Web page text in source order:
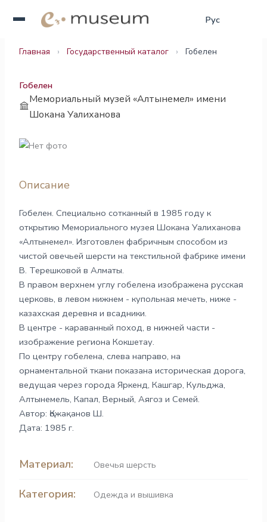
Рус
Eng
Главная › Государственный каталог › Гобелен
Гобелен
Мемориальный музей «Алтынемел» имени
Шокана Уалиханова
Описание
Гобелен. Специально сотканный в 1985 году к
открытию Мемориального музея Шокана Уалиханова
«Алтынемел». Изготовлен фабричным способом из
чистой овечьей шерсти на текстильной фабрике имени
В. Терешковой в Алматы.
В правом верхнем углу гобелена изображена русская
церковь, в левом нижнем - купольная мечеть, ниже -
казахская деревня и всадники.
В центре - караванный поход, в нижней части -
изображение региона Кокшетау.
По центру гобелена, слева направо, на
орнаментальной ткани показана историческая дорога,
ведущая через города Яркенд, Кашгар, Кульджа,
Алтынемель, Капал, Верный, Аягоз и Семей.
Автор: Қожақанов Ш.
Дата: 1985 г.
Материал: Овечья шерсть
Категория: Одежда и вышивка